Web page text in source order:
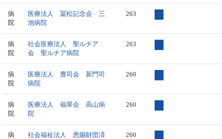
病
院
医療法人 冨松記念会 三
池病院
263
病
院
社会医療法人 聖ルチア
会 聖ルチア病院
263
病
院
医療法人 豊司会 新門司
病院
260
病
院
医療法人 福翠会 高山病
院
260
病
社会福祉法人 恩賜財団済
260